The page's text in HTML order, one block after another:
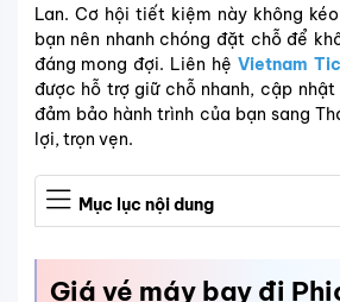
Lan. Cơ hội tiết kiệm này không
bạn nên nhanh chóng đặt chỗ để
đáng mong đợi. Liên hệ Vietnam
được hỗ trợ giữ chỗ nhanh, cập
đảm bảo hành trình của bạn sang
lợi, trọn vẹn.
Mục lục nội dung
Giá vé máy bay đi